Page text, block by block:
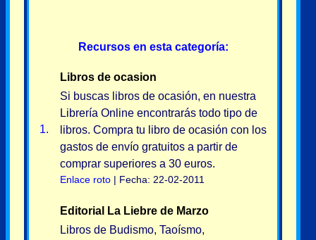
Recursos en esta categoría:
1.
Libros de ocasion
Si buscas libros de ocasión, en nuestra
Librería Online encontrarás todo tipo de
libros. Compra tu libro de ocasión con los
gastos de envío gratuitos a partir de
comprar superiores a 30 euros.
Enlace roto | Fecha: 22-02-2011
Editorial La Liebre de Marzo
Libros de Budismo, Taoísmo,